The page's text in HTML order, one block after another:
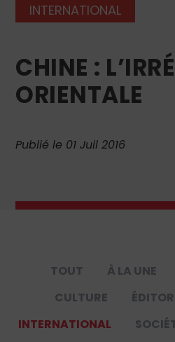
INTERNATIONAL
CHINE :
ORIENTALE
Publié le 01 Juil 2016
TOUT À LA UNE
CULTURE
INTERNATIONAL